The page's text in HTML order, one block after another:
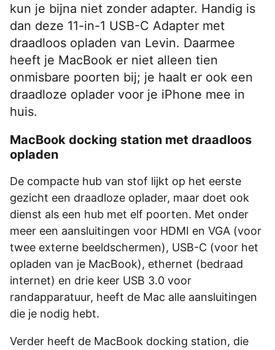
kun je bijna niet zonder adapter. Handig is
dan deze 11-in-1 USB-C Adapter met
draadloos opladen van Levin. Daarmee
heeft je MacBook er niet alleen tien
onmisbare poorten bij; je haalt er ook een
draadloze oplader voor je iPhone mee in
huis.
MacBook docking station met draadloos
opladen
De compacte hub van stof lijkt op het eerste
gezicht een draadloze oplader, maar doet ook
dienst als een hub met elf poorten. Met onder
meer een aansluitingen voor HDMI en VGA (voor
twee externe beeldschermen), USB-C (voor het
opladen van je MacBook), ethernet (bedraad
internet) en drie keer USB 3.0 voor
randapparatuur, heeft de Mac alle aansluitingen
die je nodig hebt.
Verder heeft de MacBook docking station, die